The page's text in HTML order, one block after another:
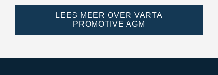
LEES MEER OVER VARTA
PROMOTIVE AGM